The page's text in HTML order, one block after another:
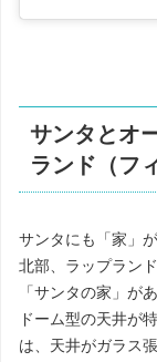
サンタとオ
ランド（フ
サンタにも「家」
北部、ラップラン
「サンタの家」が
ドーム型の天井が
は、天井がガラス